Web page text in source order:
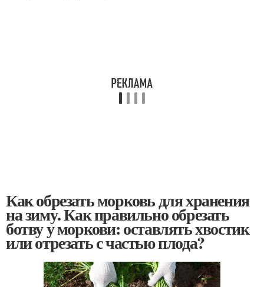
Как обрезать морковь для хранения
на зиму. Как правильно обрезать
ботву у моркови: оставлять хвостик
или отрезать с частью плода?